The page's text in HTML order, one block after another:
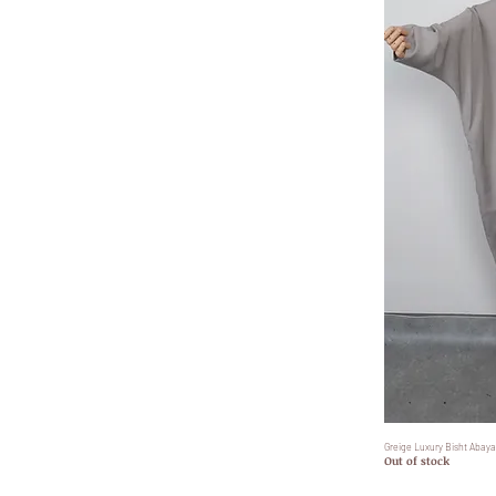
Greige Luxury Bisht
Out of stock